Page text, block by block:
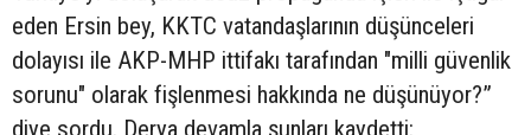
eden Ersin bey, KKTC vatandaşlarının düşünceleri
dolayısı ile AKP-MHP ittifakı tarafından "milli güvenlik
sorunu" olarak fişlenmesi hakkında ne düşünüyor?”
diye sordu. Derya devamla şunları kaydetti: